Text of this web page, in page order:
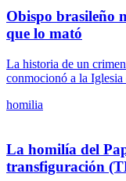
Obispo brasileño
que lo mató
La historia de un
conmocionó a la
homilia
La homilía del
transfiguración